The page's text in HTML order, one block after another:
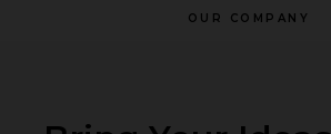
OUR COMPANY